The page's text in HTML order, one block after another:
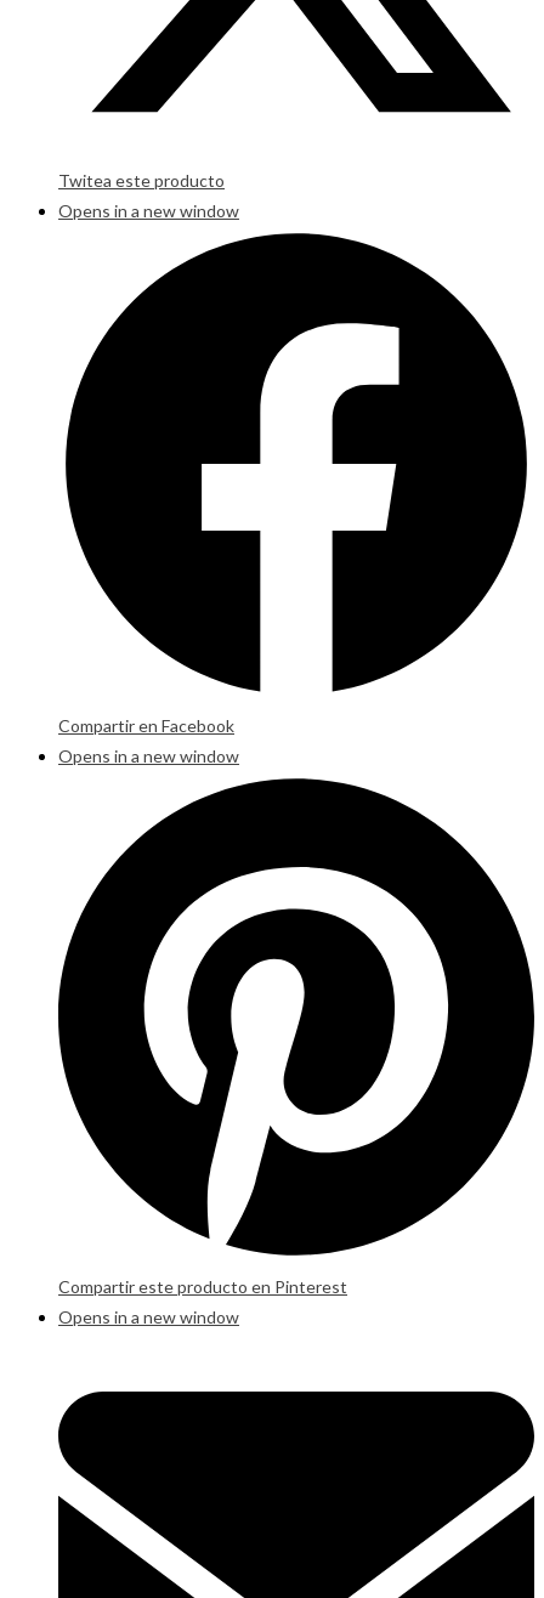
Twitea este producto
Opens in a new window
Compartir en Facebook
Opens in a new window
Compartir este producto en Pinterest
Opens in a new window